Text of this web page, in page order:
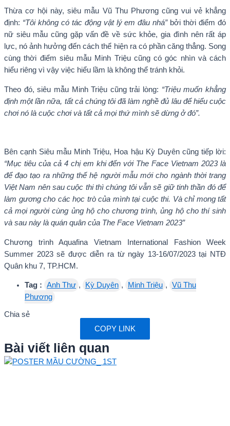
Thừa cơ hội này, siêu mẫu Vũ Thu Phương cũng vui vẻ khẳng
định: “Tôi không có tác động vật lý em đâu nhá” bởi thời điểm đó
nữ siêu mẫu cũng gặp vấn đề về sức khỏe, gia đình nên rất áp
lực, nó ảnh hưởng đến cách thể hiện ra có phần căng thẳng. Song
cùng thời điểm siêu mẫu Minh Triệu cũng có góc nhìn và cách
hiểu riêng vì vậy việc hiểu lầm là không thể tránh khỏi.
Theo đó, siêu mẫu Minh Triệu cũng trải lòng: “Triệu muốn khẳng
định một lần nữa, tất cả chúng tôi đã làm nghề đủ lâu để hiểu cuộc
chơi nó là cuộc chơi và tất cả mọi thứ mình sẽ dừng ở đó”.
Bên cạnh Siêu mẫu Minh Triệu, Hoa hậu Kỳ Duyên cũng tiếp lời:
“Mục tiêu của cả 4 chị em khi đến với The Face Vietnam 2023 là
để đạo tạo ra những thế hệ người mẫu mới cho ngành thời trang
Việt Nam nên sau cuộc thi thì chúng tôi vẫn sẽ giữ tinh thần đó để
làm gương cho các học trò của mình tại cuộc thi. Và chỉ mong tất
cả mọi người cùng ủng hộ cho chương trình, ủng hộ cho thí sinh
và sau này là quán quân của The Face Vietnam 2023”
Chương trình Aquafina Vietnam International Fashion Week
Summer 2023 sẽ được diễn ra từ ngày 13-16/07/2023 tại NTĐ
Quân khu 7, TP.HCM.
Tag : Anh Thư , Kỳ Duyên , Minh Triệu ,
Vũ Thu
Phương
Chia sẻ
COPY LINK
Bài viết liên quan